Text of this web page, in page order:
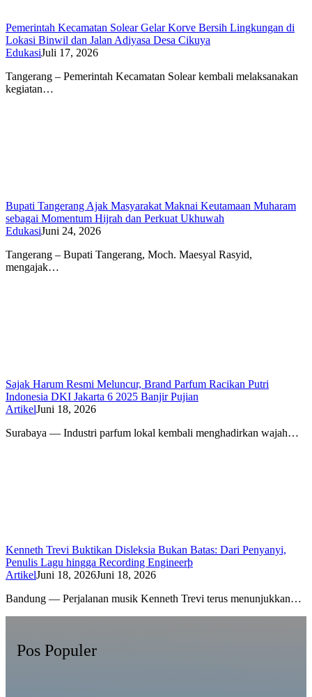
Pemerintah Kecamatan Solear Gelar Korve Bersih Lingkungan di
Lokasi Binwil dan Jalan Adiyasa Desa Cikuya
EdukasiJuli 17, 2026
Tangerang – Pemerintah Kecamatan Solear kembali melaksanakan
kegiatan…
Bupati Tangerang Ajak Masyarakat Maknai Keutamaan Muharam
sebagai Momentum Hijrah dan Perkuat Ukhuwah
EdukasiJuni 24, 2026
Tangerang – Bupati Tangerang, Moch. Maesyal Rasyid,
mengajak…
Sajak Harum Resmi Meluncur, Brand Parfum Racikan Putri
Indonesia DKI Jakarta 6 2025 Banjir Pujian
ArtikelJuni 18, 2026
Surabaya — Industri parfum lokal kembali menghadirkan wajah…
Kenneth Trevi Buktikan Disleksia Bukan Batas: Dari Penyanyi,
Penulis Lagu hingga Recording Engineerþ
ArtikelJuni 18, 2026Juni 18, 2026
Bandung — Perjalanan musik Kenneth Trevi terus menunjukkan…
Pos Populer